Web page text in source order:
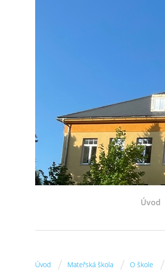
Úvod
Úvod / Mateřská škola / O škole /